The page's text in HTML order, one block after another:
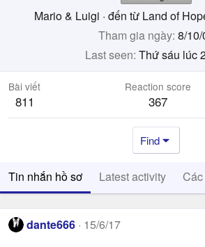
Mario & Luigi · đến từ Land of
Tham gia ngày 8/
Last seen Thứ sáu lúc
Bài viết
811
Reaction score
367
Find
Tin nhắn hồ sơ Latest activity
dante666 15/6/17